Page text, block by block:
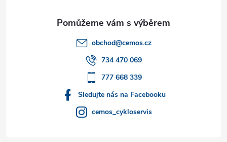
obchod@cemos.cz
734 470 069
777 668 339
Sledujte nás na Facebooku
cemos_cykloservis